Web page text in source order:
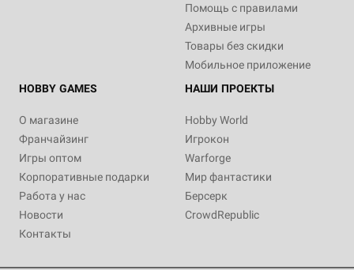
Помощь с правилами
Архивные игры
Товары без скидки
Мобильное приложение
HOBBY GAMES
О магазине
Франчайзинг
Игры оптом
Корпоративные подарки
Работа у нас
Новости
Контакты
НАШИ ПРОЕКТЫ
Hobby World
Игрокон
Warforge
Мир фантастики
Берсерк
CrowdRepublic